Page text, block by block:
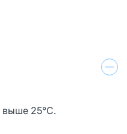
выше 25°С.